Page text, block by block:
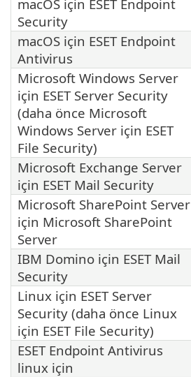
macOS için ESET Endpoint
Security
macOS için ESET Endpoint
Antivirus
Microsoft Windows Server
için ESET Server Security
(daha önce Microsoft
Windows Server için ESET
File Security)
Microsoft Exchange Server
için ESET Mail Security
Microsoft SharePoint Server
için Microsoft SharePoint
Server
IBM Domino için ESET Mail
Security
Linux için ESET Server
Security (daha önce Linux
için ESET File Security)
ESET Endpoint Antivirus
linux için